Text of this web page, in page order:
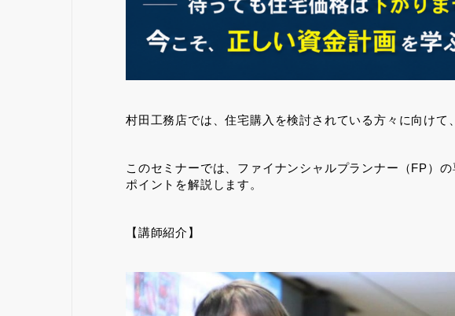
村田工務店では、住宅購入を検討されている方々に向け
このセミナーでは、ファイナンシャルプランナー（FP）
ポイントを解説します。
【講師紹介】